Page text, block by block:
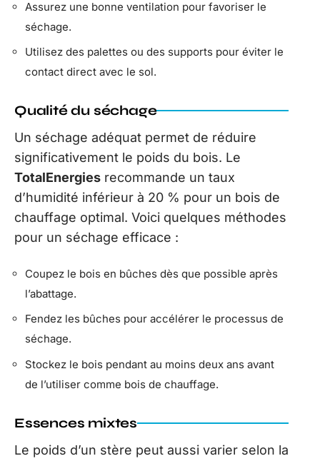
Assurez une bonne ventilation pour favoriser le
séchage.
Utilisez des palettes ou des supports pour éviter le
contact direct avec le sol.
Qualité du séchage
Un séchage adéquat permet de réduire
significativement le poids du bois. Le
TotalEnergies recommande un taux
d’humidité inférieur à 20 % pour un bois de
chauffage optimal. Voici quelques méthodes
pour un séchage efficace :
Coupez le bois en bûches dès que possible après
l’abattage.
Fendez les bûches pour accélérer le processus de
séchage.
Stockez le bois pendant au moins deux ans avant
de l’utiliser comme bois de chauffage.
Essences mixtes
Le poids d’un stère peut aussi varier selon la